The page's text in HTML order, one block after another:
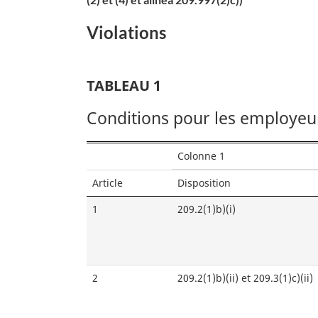
Violations
TABLEAU 1
Conditions pour les
Colonne 1
Article
Disposition
1
209.2(1)b)(i)
2 209.2(1)b)(ii) et 209.3(1)c)(ii)